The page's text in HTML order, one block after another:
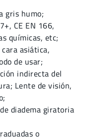
gris humo;
CE EN 166,
químicas, etc;
asiática,
de usar;
indirecta del
Lente de visión,
diadema giratoria
o